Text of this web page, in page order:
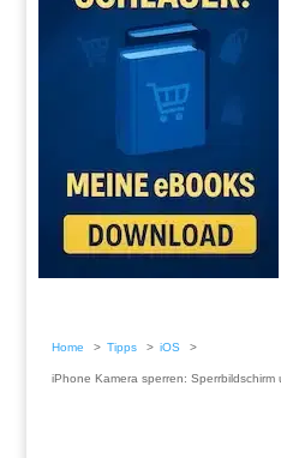
Home Tipps iOS
iPhone Kamera sperren: Sperrbildschirm